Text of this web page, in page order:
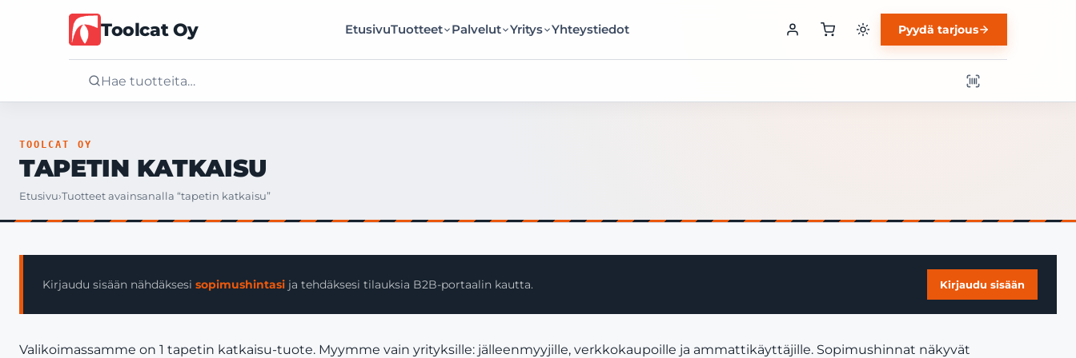
Toolcat Oy EtusivuTuotteet Palvelut Yritys Yhteystiedot Pyydä tarjous
Tuotteet
Yritys
TOOLCAT OY
TAPETIN KATKAISU
Etusivu›Tuotteet avainsanalla “tapetin katkaisu”
Kirjaudu sisään nähdäksesi sopimushintasi ja tehdäksesi tilauksia B2B-portaalin kautta. Kirjaudu sisään
Valikoimassamme on 1 tapetin katkaisu-tuote. Myymme vain yrityksille: jälleenmyyjille, verkkokaupoille ja ammattikäyttäjille. Sopimushinnat näkyvät